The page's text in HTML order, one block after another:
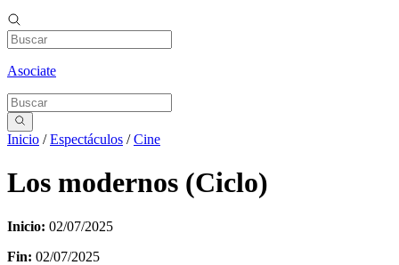
Asociate
Inicio /Espectáculos /Cine
Los modernos (Ciclo)
Inicio: 02/07/2025
Fin: 02/07/2025